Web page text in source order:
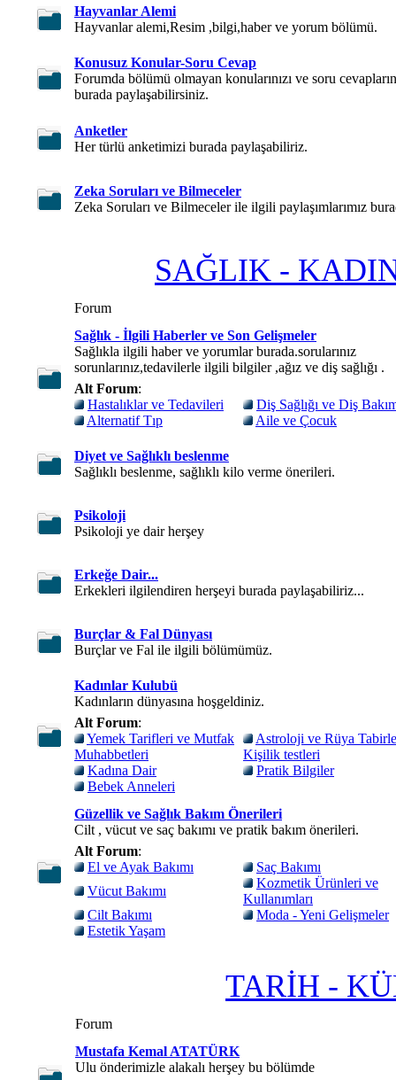
Hayvanlar Alemi
Hayvanlar alemi,Resim ,bilgi,haber ve yorum bölümü.
Konusuz Konular-Soru Cevap
Forumda bölümü olmayan konularınızı ve soru
burada paylaşabilirsiniz.
Anketler
Her türlü anketimizi burada paylaşabiliriz.
Zeka Soruları ve Bilmeceler
Zeka Soruları ve Bilmeceler ile ilgili paylaşımlarımız
SAĞLIK -
Forum
Sağlık - İlgili Haberler ve Son Gelişmeler
Sağlıkla ilgili haber ve yorumlar burada.sorularınız
sorunlarınız,tedavilerle ilgili bilgiler ,ağız ve diş sağlığı .
Alt Forum:
Hastalıklar ve Tedavileri
Diş Sağlığı ve Diş
Alternatif Tıp
Aile ve Çocuk
Diyet ve Sağlıklı beslenme
Sağlıklı beslenme, sağlıklı kilo verme önerileri.
Psikoloji
Psikoloji ye dair herşey
Erkeğe Dair...
Erkekleri ilgilendiren herşeyi burada paylaşabiliriz...
Burçlar & Fal Dünyası
Burçlar ve Fal ile ilgili bölümümüz.
Kadınlar Kulubü
Kadınların dünyasına hoşgeldiniz.
Alt Forum:
Yemek Tarifleri ve Mutfak
Muhabbetleri
Astroloji ve Rüya
Kişilik testleri
Kadına Dair
Pratik Bilgiler
Bebek Anneleri
Güzellik ve Sağlık Bakım Önerileri
Cilt , vücut ve saç bakımı ve pratik bakım önerileri.
Alt Forum:
El ve Ayak Bakımı
Saç Bakımı
Vücut Bakımı
Kozmetik Ürünleri ve
Kullanımları
Cilt Bakımı
Moda - Yeni Gelişmeler
Estetik Yaşam
TARİH -
Forum
Mustafa Kemal ATATÜRK
Ulu önderimizle alakalı herşey bu bölümde